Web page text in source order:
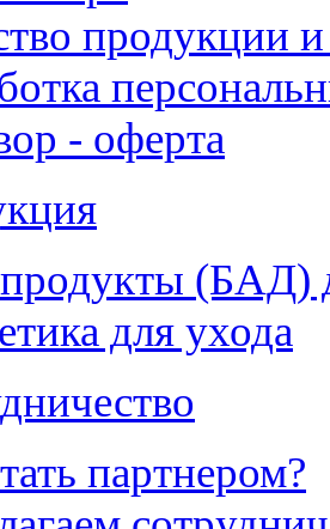
продукции
- оферта
(БАД)
для ухода
партнером?